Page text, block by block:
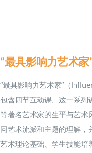
“最具影响力艺术
“最具影响力艺术家”（
包含四节互动课。这一系列
等著名艺术家的生平与艺术
同艺术流派和主题的理解，
艺术理论基础、学生技能培